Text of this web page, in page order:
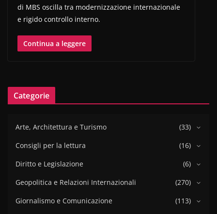
di MBS oscilla tra modernizzazione internazionale
e rigido controllo interno.
Continua a leggere
Categorie
Arte, Architettura e Turismo
(33)
Consigli per la lettura
(16)
Diritto e Legislazione
(6)
Geopolitica e Relazioni Internazionali
(270)
Giornalismo e Comunicazione
(113)